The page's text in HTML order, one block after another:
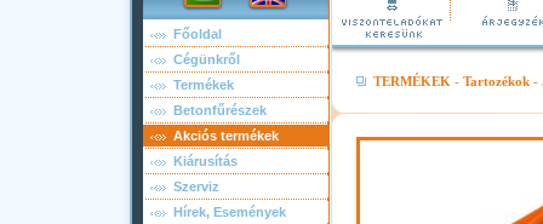
Főoldal
Cégünkről
Termékek
Betonfűrészek
Akciós termékek
Kiárusítás
Szerviz
Hírek, Események
TERMÉKEK - Tartozékok-